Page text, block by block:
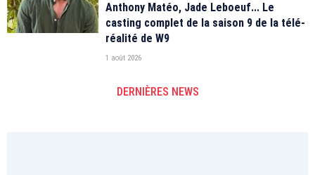
Anthony Matéo, Jade Leboeuf... Le
casting complet de la saison 9 de la télé-
réalité de W9
1 août 2026
DERNIÈRES NEWS